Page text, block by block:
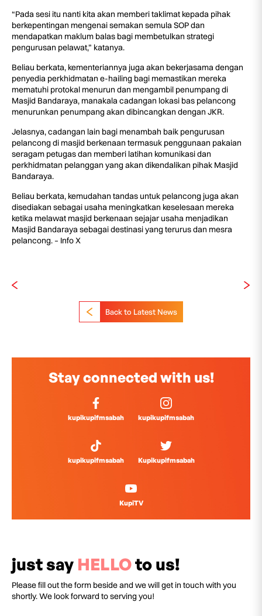
“Pada sesi itu nanti kita akan memberi taklimat kepada pihak
berkepentingan mengenai semakan semula SOP dan
mendapatkan maklum balas bagi membetulkan strategi
pengurusan pelawat,” katanya.
Beliau berkata, kementeriannya juga akan bekerjasama dengan
penyedia perkhidmatan e-hailing bagi memastikan mereka
mematuhi protokal menurun dan mengambil penumpang di
Masjid Bandaraya, manakala cadangan lokasi bas pelancong
menurunkan penumpang akan dibincangkan dengan JKR.
Jelasnya, cadangan lain bagi menambah baik pengurusan
pelancong di masjid berkenaan termasuk penggunaan pakaian
seragam petugas dan memberi latihan komunikasi dan
perkhidmatan pelanggan yang akan dikendalikan pihak Masjid
Bandaraya.
Beliau berkata, kemudahan tandas untuk pelancong juga akan
disediakan sebagai usaha meningkatkan keselesaan mereka
ketika melawat masjid berkenaan sejajar usaha menjadikan
Masjid Bandaraya sebagai destinasi yang terurus dan mesra
pelancong. – Info X
Back to Latest News
Stay connected with us!
kupikupifmsabah kupikupifmsabah
kupikupifmsabah Kupikupifmsabah
KupiTV
just say HELLOto us!
Please fill out the form beside and we will get in touch with you
shortly. We look forward to serving you!